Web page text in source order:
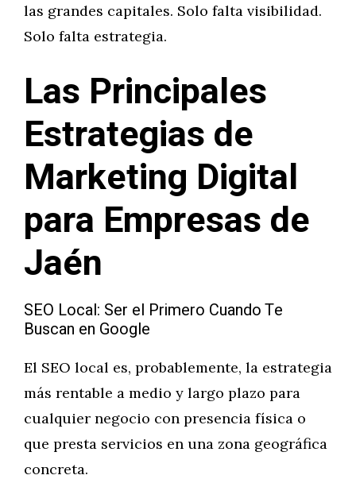
las grandes capitales. Solo falta visibilidad.
Solo falta estrategia.
Las Principales
Estrategias de
Marketing Digital
para Empresas de
Jaén
SEO Local: Ser el Primero Cuando Te
Buscan en Google
El SEO local es, probablemente, la estrategia
más rentable a medio y largo plazo para
cualquier negocio con presencia física o
que presta servicios en una zona geográfica
concreta.